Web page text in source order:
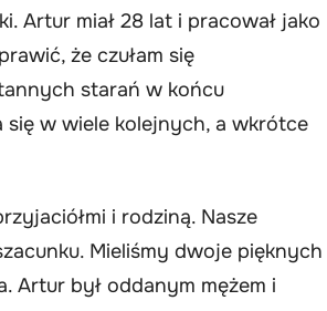
Artur miał 28 lat i pracował jako
że czułam się
starań w końcu
się w wiele kolejnych, a wkrótce
i rodziną. Nasze
Mieliśmy dwoje pięknych
Artur był oddanym mężem i